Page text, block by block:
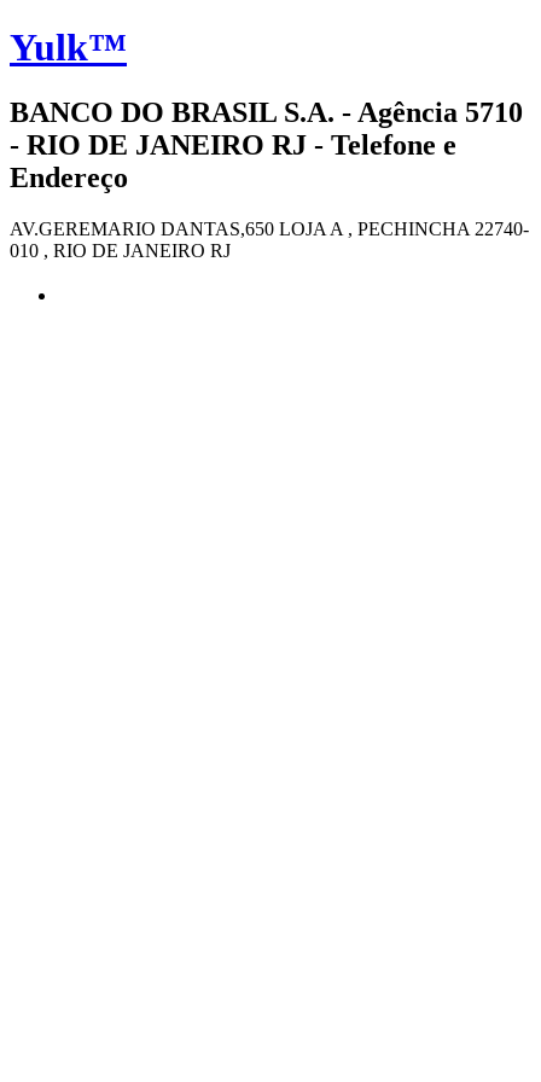
Yulk™
BANCO DO BRASIL S.A. - Agência 5710
- RIO DE JANEIRO RJ - Telefone e
Endereço
AV.GEREMARIO DANTAS,650 LOJA A , PECHINCHA 22740-
010 , RIO DE JANEIRO RJ